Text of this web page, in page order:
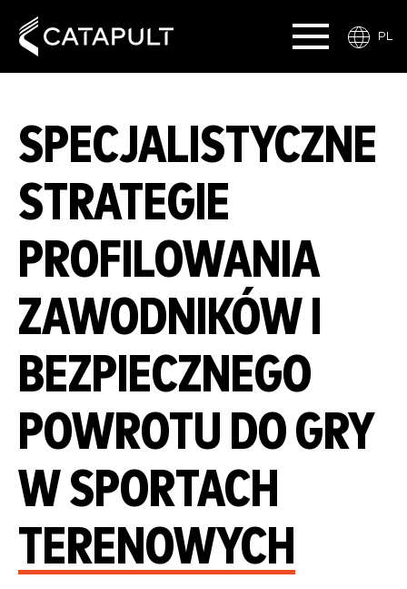
PL
SPECJALISTYCZNE
STRATEGIE
PROFILOWANIA
ZAWODNIKÓW I
BEZPIECZNEGO
POWROTU DO GRY
W SPORTACH
TERENOWYCH